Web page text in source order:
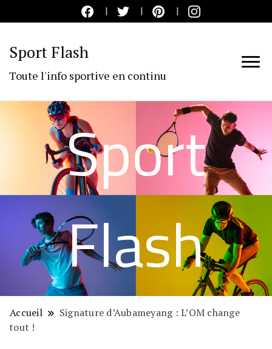
Sport Flash
Toute l'info sportive en continu
Sport
Flash
Accueil
Signature d’Aubameyang : L’OM change
tout !